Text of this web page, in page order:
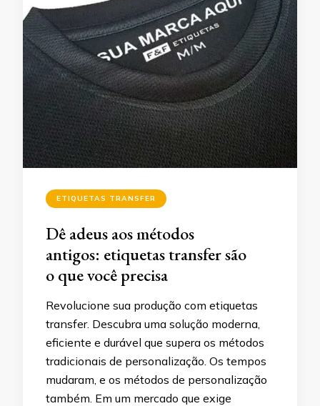
ETIQUETAS TRANSFER
Dê adeus aos métodos
antigos: etiquetas transfer são
o que você precisa
Revolucione sua produção com etiquetas
transfer. Descubra uma solução moderna,
eficiente e durável que supera os métodos
tradicionais de personalização. Os tempos
mudaram, e os métodos de personalização
também. Em um mercado que exige